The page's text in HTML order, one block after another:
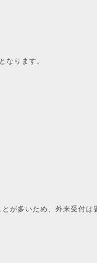
ります。
が多いため、外来受付は